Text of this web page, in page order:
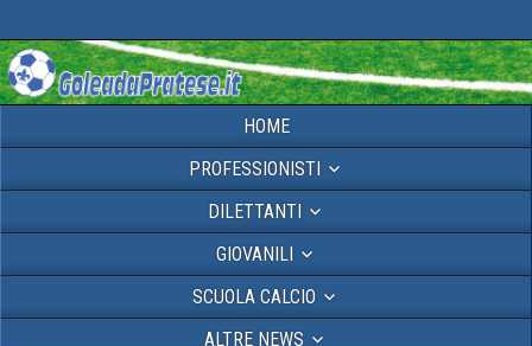
HOME
PROFESSIONISTI
DILETTANTI
GIOVANILI
SCUOLA CALCIO
ALTRE NEWS